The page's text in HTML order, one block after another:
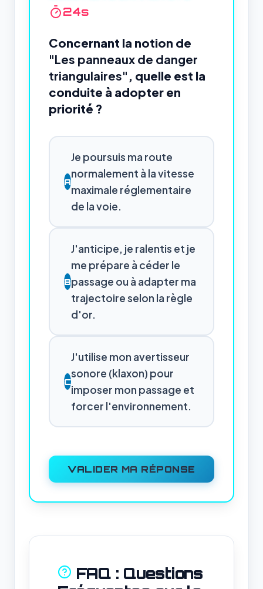
23s
Concernant la notion de
"Les panneaux de danger
triangulaires" , quelle est la
conduite à adopter en
priorité ?
A
Je poursuis ma route
normalement à la vitesse
maximale réglementaire
de la voie.
B
J'anticipe, je ralentis et je
me prépare à céder le
passage ou à adapter ma
trajectoire selon la règle
d'or.
C
J'utilise mon avertisseur
sonore (klaxon) pour
imposer mon passage et
forcer l'environnement.
VALIDER MA RÉPONSE
FAQ : Questions